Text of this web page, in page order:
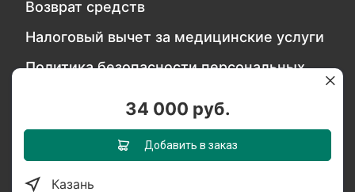
34 000 руб.
Добавить в заказ
Казань
Возврат средств
Налоговый вычет за медицинские услуги
Политика безопасности персональных
Обратитесь в службу качества